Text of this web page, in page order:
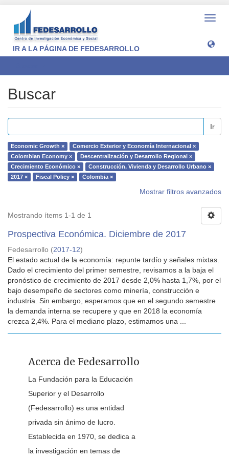
IR A LA PÁGINA DE FEDESARROLLO
Buscar
Ir
Economic Growth ×
Comercio Exterior y Economía Internacional ×
Colombian Economy ×
Descentralización y Desarrollo Regional ×
Crecimiento Económico ×
Construcción, Vivienda y Desarrollo Urbano ×
2017 ×
Fiscal Policy × Colombia ×
Mostrar filtros avanzados
Mostrando ítems 1-1 de 1
Prospectiva Económica. Diciembre de 2017
Fedesarrollo (2017-12)
El estado actual de la economía: repunte tardío y señales mixtas.
Dado el crecimiento del primer semestre, revisamos a la baja el
pronóstico de crecimiento de 2017 desde 2,0% hasta 1,7%, por el
bajo desempeño de sectores como minería, construcción e
industria. Sin embargo, esperamos que en el segundo semestre
la demanda interna se recupere y que en 2018 la economía
crezca 2,4%. Para el mediano plazo, estimamos una ...
Acerca de Fedesarrollo
La Fundación para la Educación
Superior y el Desarrollo
(Fedesarrollo) es una entidad
privada sin ánimo de lucro.
Establecida en 1970, se dedica a
la investigación en temas de